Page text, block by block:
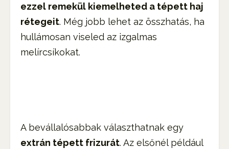
ezzel remekül kiemelheted a tépett haj
rétegeit. Még jobb lehet az összhatás, ha
hullámosan viseled az izgalmas
melírcsíkokat.
A bevállalósabbak választhatnak egy
extrán tépett frizurát. Az elsőnél például